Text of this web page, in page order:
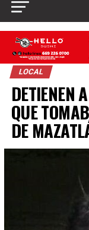
LOCAL
DETIENEN
QUE
DE